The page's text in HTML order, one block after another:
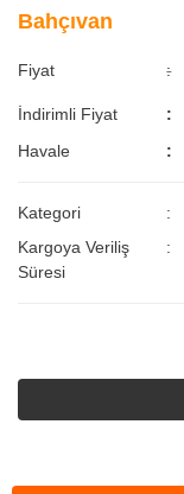
Bahçıvan
Fiyat
İndirimli Fiyat
Havale
Kategori
Kargoya Veriliş
Süresi